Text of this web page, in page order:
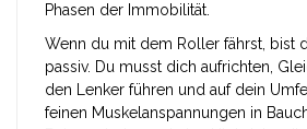
Phasen der Immobilität.
Wenn du mit dem Roller fährst, bist
passiv. Du musst dich aufrichten,
den Lenker führen und auf dein
feinen Muskelanspannungen in